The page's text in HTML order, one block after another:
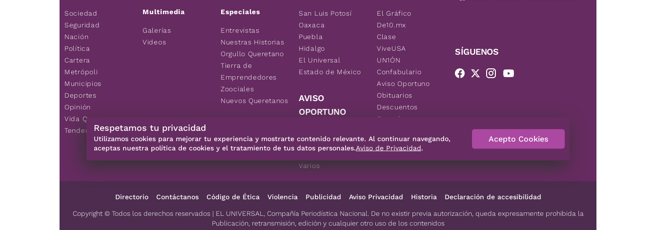
Sociedad
Seguridad
Nación
Política
Cartera
Metrópoli
Municipios
Deportes
Opinión
Vida Q
Tendencias
Multimedia
Galerías
Videos
Especiales
Entrevistas
Nuestras Historias
Orgullo Queretano
Tierra de
Emprendedores
Zoociales
Nuevos Queretanos
San Luis Potosí
Oaxaca
Puebla
Hidalgo
El Universal
Estado de México
AVISO
OPORTUNO
Empleos
Vehículos
Varios
El Gráfico
De10.mx
Clase
ViveUSA
UN1ÓN
Confabulario
Aviso Oportuno
Obituarios
Descuentos
Consultas
SÍGUENOS
Directorio Contáctanos Código de Ética Violencia Publicidad Aviso Privacidad Historia Declaración de accesibilidad
Copyright © Todos los derechos reservados | EL UNIVERSAL, Compañía Periodística Nacional. De no existir previa autorización, queda expresamente prohibida la
Publicación, retransmisión, edición y cualquier otro uso de los contenidos
Respetamos tu privacidad
Utilizamos cookies para mejorar tu experiencia y mostrarte contenido relevante. Al continuar navegando,
aceptas nuestra política de cookies y el tratamiento de tus datos personales.Aviso de Privacidad.
Acepto Cookies